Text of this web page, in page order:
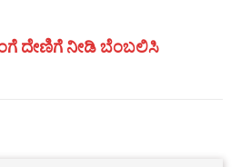
ದೇಣಿಗೆ ನೀಡಿ ಬೆಂಬಲಿಸಿ